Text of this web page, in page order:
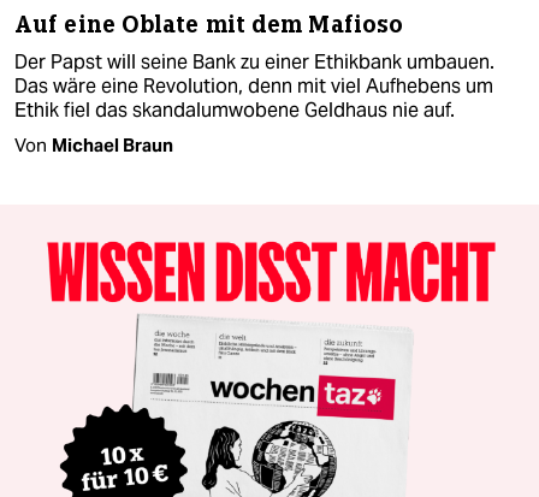
Auf eine Oblate mit dem Mafioso
Der Papst will seine Bank zu einer Ethikbank umbauen.
Das wäre eine Revolution, denn mit viel Aufhebens um
Ethik fiel das skandalumwobene Geldhaus nie auf.
Von Michael Braun